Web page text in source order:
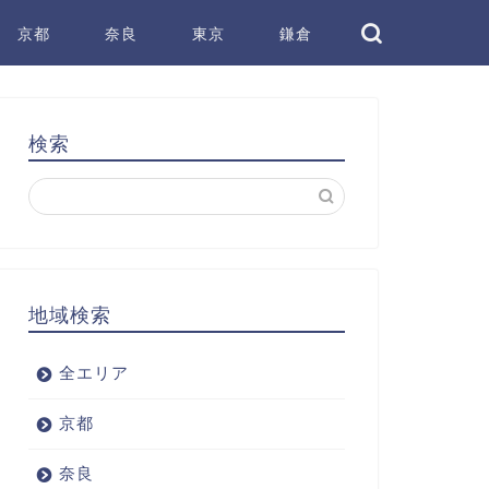
京都 奈良 東京 鎌倉
検索
地域検索
全エリア
京都
奈良